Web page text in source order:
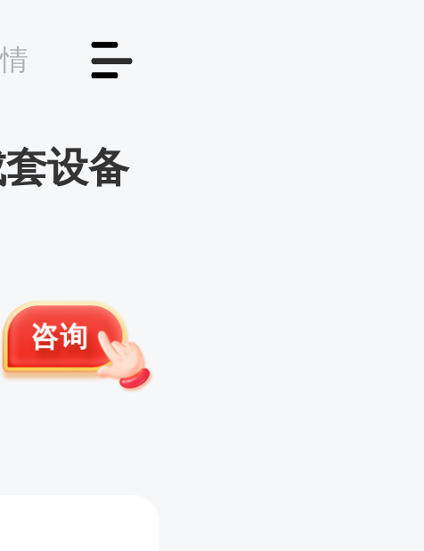
设备
咨询